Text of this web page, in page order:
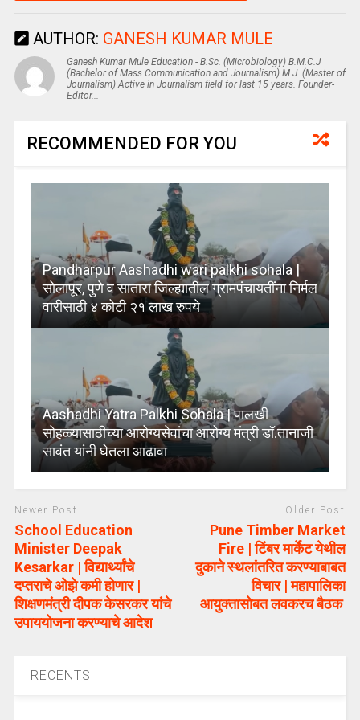
AUTHOR: GANESH KUMAR MULE
Ganesh Kumar Mule Education - B.Sc. (Microbiology) B.M.C.J
(Bachelor of Mass Communication and Journalism) M.J. (Master of
Journalism) Active in Journalism field for last 15 years. Founder-
Editor...
RECOMMENDED FOR YOU
Pandharpur Aashadhi wari palkhi sohala |
सोलापूर, पुणे व सातारा जिल्ह्यातील ग्रामपंचायतींना निर्मल
वारीसाठी ४ कोटी २१ लाख रुपये
Aashadhi Yatra Palkhi Sohala | पालखी
सोहळ्यासाठीच्या आरोग्यसेवांचा आरोग्य मंत्री डॉ.तानाजी
सावंत यांनी घेतला आढावा
Newer Post
School Education
Minister Deepak
Kesarkar | विद्यार्थ्यांचे
दप्तराचे ओझे कमी होणार |
शिक्षणमंत्री दीपक केसरकर यांचे
उपाययोजना करण्याचे आदेश
Older Post
Pune Timber Market
Fire | टिंबर मार्केट येथील
दुकाने स्थलांतरित करण्याबाबत
विचार | महापालिका
आयुक्तासोबत लवकरच बैठक
RECENTS